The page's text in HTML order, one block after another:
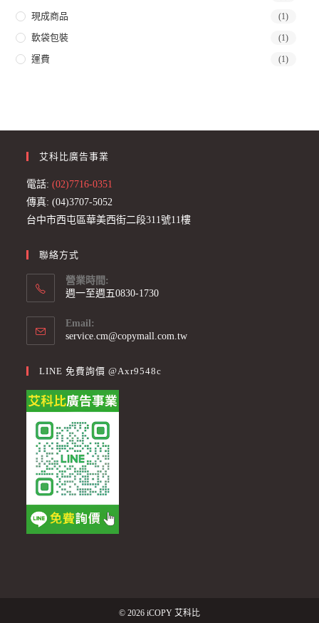
現成商品 (1)
軟袋包裝 (1)
運費 (1)
艾科比廣告事業
電話:(02)7716-0351
傳真: (04)3707-5052
台中市西屯區華美西街二段311號11樓
聯絡方式
營業時間:
週一至週五0830-1730
Email:
service.cm@copymall.com.twOpens
LINE 免費詢價 @axr9548c
© 2026 iCOPY 艾科比